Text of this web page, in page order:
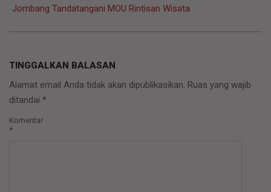
Jombang Tandatangani MOU Rintisan Wisata
TINGGALKAN BALASAN
Alamat email Anda tidak akan dipublikasikan. Ruas yang wajib
ditandai *
Komentar
*